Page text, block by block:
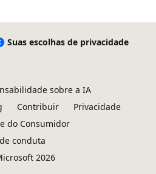
Suas escolhas de privacidade
sobre a IA
Contribuir
Privacidade
do Consumidor
conduta
2026